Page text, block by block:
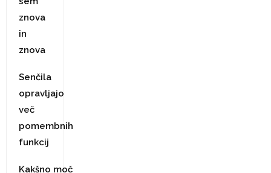
znova
in
znova
Senčila
opravljajo
več
pomembnih
funkcij
Kakšno moč